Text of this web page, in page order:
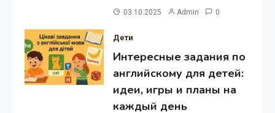
03.10.2025 Admin 0
Дети
Интересные задания по
английскому для детей:
идеи, игры и планы на
каждый день